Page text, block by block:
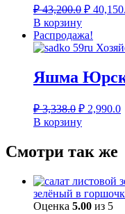
₽43,200.0
₽
₽
В корзину
Распродажа!
Яшма
₽3,338.0
цена
составляла
₽ 2,990.0
В корзину
Смотри так же
зелёный в
Оценка 5.00 из 5